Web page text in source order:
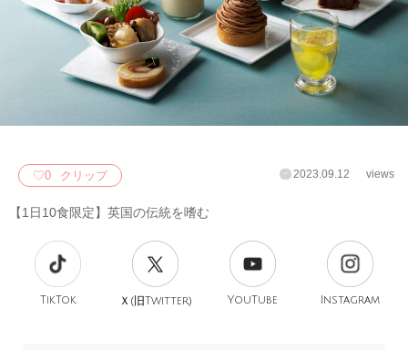
♡0 クリップ 2023.09.12 views
【1日10食限定】英国の伝統を嗜む
TikTok Ｘ(旧Twitter) YouTube Instagram